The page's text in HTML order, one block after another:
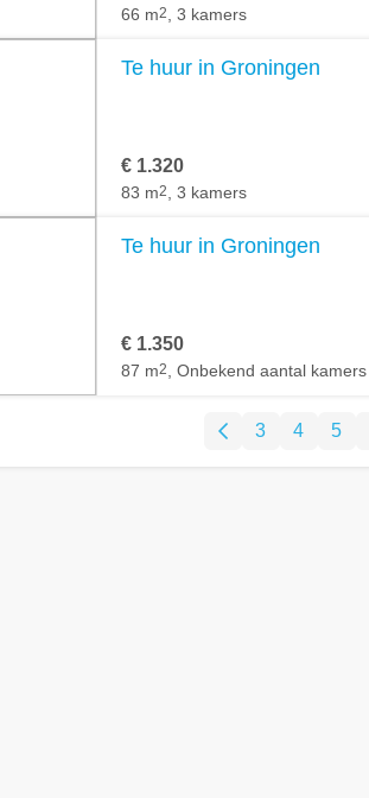
66 m2 , 3 kamers
Te huur in Groningen
€ 1.320
83 m2 , 3 kamers
Te huur in Groningen
€ 1.350
87 m2 , Onbekend aantal kamers
3 4 5